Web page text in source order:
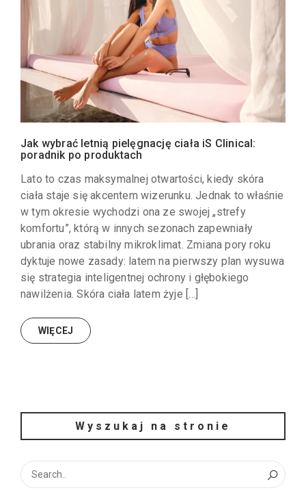
Jak wybrać letnią pielęgnację ciała iS Clinical:
poradnik po produktach
Lato to czas maksymalnej otwartości, kiedy skóra
ciała staje się akcentem wizerunku. Jednak to właśnie
w tym okresie wychodzi ona ze swojej „strefy
komfortu”, którą w innych sezonach zapewniały
ubrania oraz stabilny mikroklimat. Zmiana pory roku
dyktuje nowe zasady: latem na pierwszy plan wysuwa
się strategia inteligentnej ochrony i głębokiego
nawilżenia. Skóra ciała latem żyje […]
WIĘCEJ
Wyszukaj na stronie